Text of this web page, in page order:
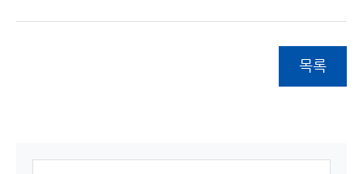
목록